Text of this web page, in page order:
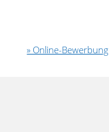
» Online-Bewerbung